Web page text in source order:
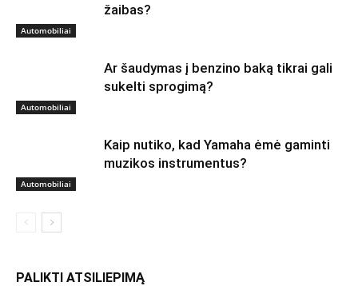
Automobiliai
žaibas?
Automobiliai
Ar šaudymas į benzino baką tikrai gali
sukelti sprogimą?
Automobiliai
Kaip nutiko, kad Yamaha ėmė gaminti
muzikos instrumentus?
PALIKTI ATSILIEPIMĄ